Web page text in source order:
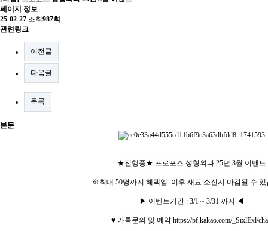
페이지 정보
25-02-27 조회 987회
관련링크
이전글
다음글
목록
본문
★진행중★ 프로포즈 성형외과 25년 3월 이벤트
※최대 50명까지 혜택임. 이후 재료 소진시 마감될 수
▶ 이벤트기간 : 3/1 ~ 3/31 까지 ◀
♥ 카톡문의 및 예약 https://pf.kakao.com/_SixlExl/